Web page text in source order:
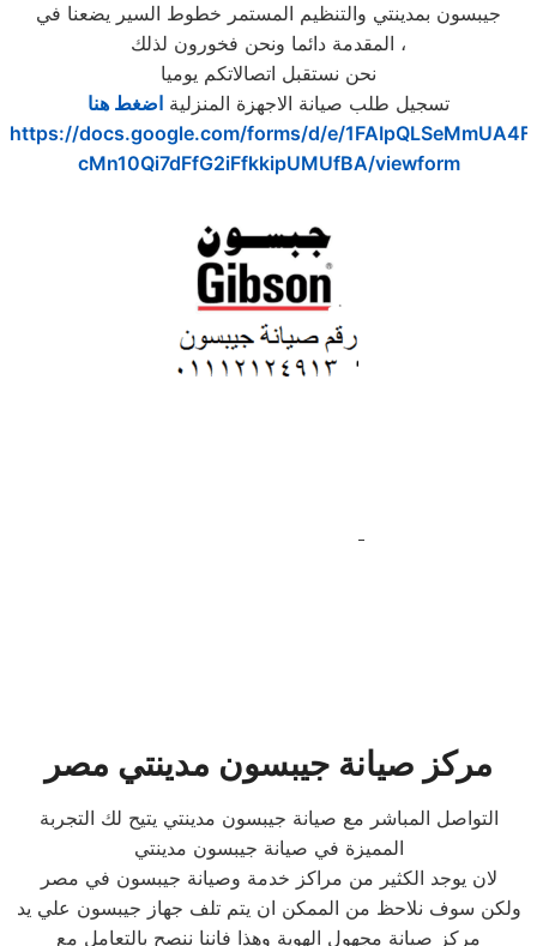
جيبسون بمدينتي والتنظيم المستمر خطوط السير يضعنا في
المقدمة دائما ونحن فخورون لذلك ،
نحن نستقبل اتصالاتكم يوميا
تسجيل طلب صيانة الاجهزة المنزلية اضغط هنا
https://docs.google.com/forms/d/e/
cMn10Qi7dFfG2iFfkkipUMUfBA/viewform
مركز صيانة جيبسون مدينتي مصر
التواصل المباشر مع صيانة جيبسون مدينتي يتيح لك التجربة
المميزة في صيانة جيبسون مدينتي
لان يوجد الكثير من مراكز خدمة وصيانة جيبسون في مصر
ولكن سوف نلاحظ من الممكن ان يتم تلف جهاز جيبسون علي يد
مركز صيانة مجهول الهوية وهذا فاننا ننصح بالتعامل مع